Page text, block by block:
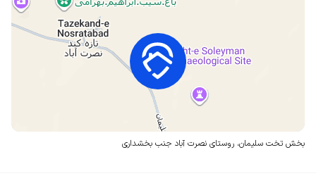
بخش تخت سلیمان، روستای نصرت آباد جنب بخشداری